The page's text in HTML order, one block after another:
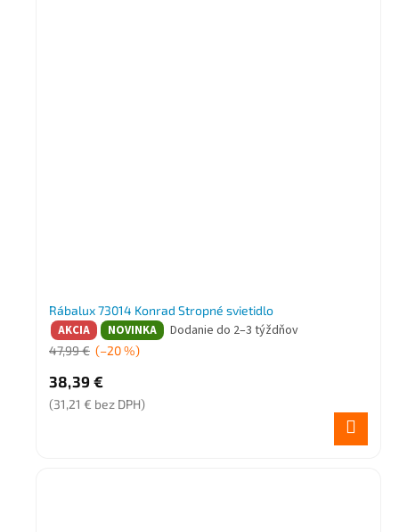
Rábalux 73014 Konrad Stropné svietidlo
AKCIA NOVINKA Dodanie do 2–3 týždňov
47,99 € (–20 %)
38,39 €
(31,21 € bez DPH)